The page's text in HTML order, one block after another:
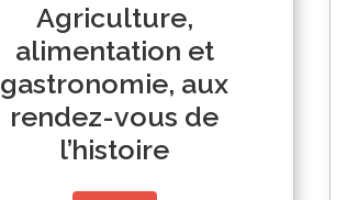
Agriculture,
alimentation et
gastronomie, aux
rendez-vous de
l’histoire